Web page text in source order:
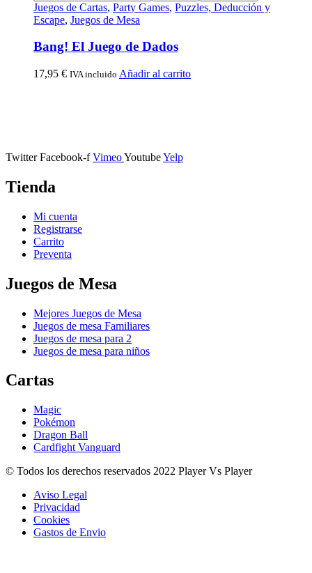
Juegos de Cartas, Party Games, Puzzles, Deducción y
Escape, Juegos de Mesa
Bang! El Juego de Dados
17,95 € IVA incluido Añadir al carrito
Twitter Facebook-f VimeoYoutubeYelp
Tienda
Mi cuenta
Registrarse
Carrito
Preventa
Juegos de Mesa
Mejores Juegos de Mesa
Juegos de mesa Familiares
Juegos de mesa para 2
Juegos de mesa para niños
Cartas
Magic
Pokémon
Dragon Ball
Cardfight Vanguard
© Todos los derechos reservados 2022 Player Vs Player
Aviso Legal
Privacidad
Cookies
Gastos de Envio